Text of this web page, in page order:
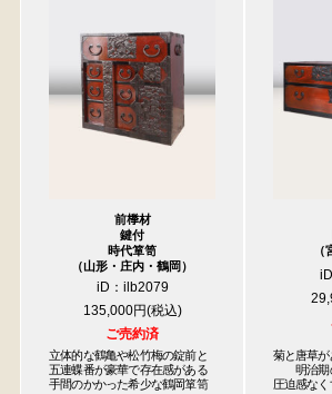
前﨔材
鍵付
時代箪笥
（山形・庄内・鶴岡）
iD：ilb2079
135,000円
ご売約済
立体的な鶴亀や松竹梅の錠前と
五連蝶番が豪華で存在感がある
手間のかかった希少な鶴岡箪笥
菊と唐草
明治期
圧迫感な